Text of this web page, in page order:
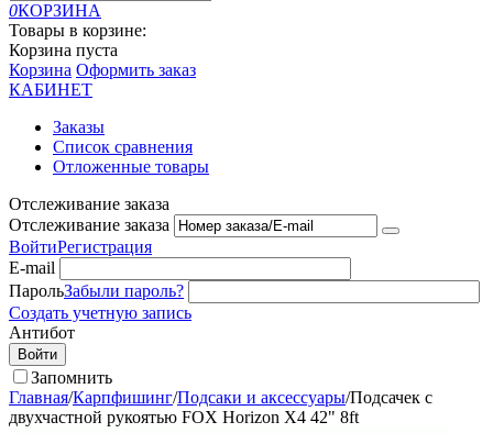
0КОРЗИНА
Товары в корзине:
Корзина пуста
Корзина Оформить заказ
КАБИНЕТ
Заказы
Список сравнения
Отложенные товары
Отслеживание заказа
Отслеживание заказа
ВойтиРегистрация
E-mail
ПарольЗабыли пароль?
Создать учетную запись
Антибот
Войти
Запомнить
Главная/Карпфишинг/Подсаки и аксессуары/Подсачек с
двухчастной рукоятью FOX Horizon X4 42" 8ft